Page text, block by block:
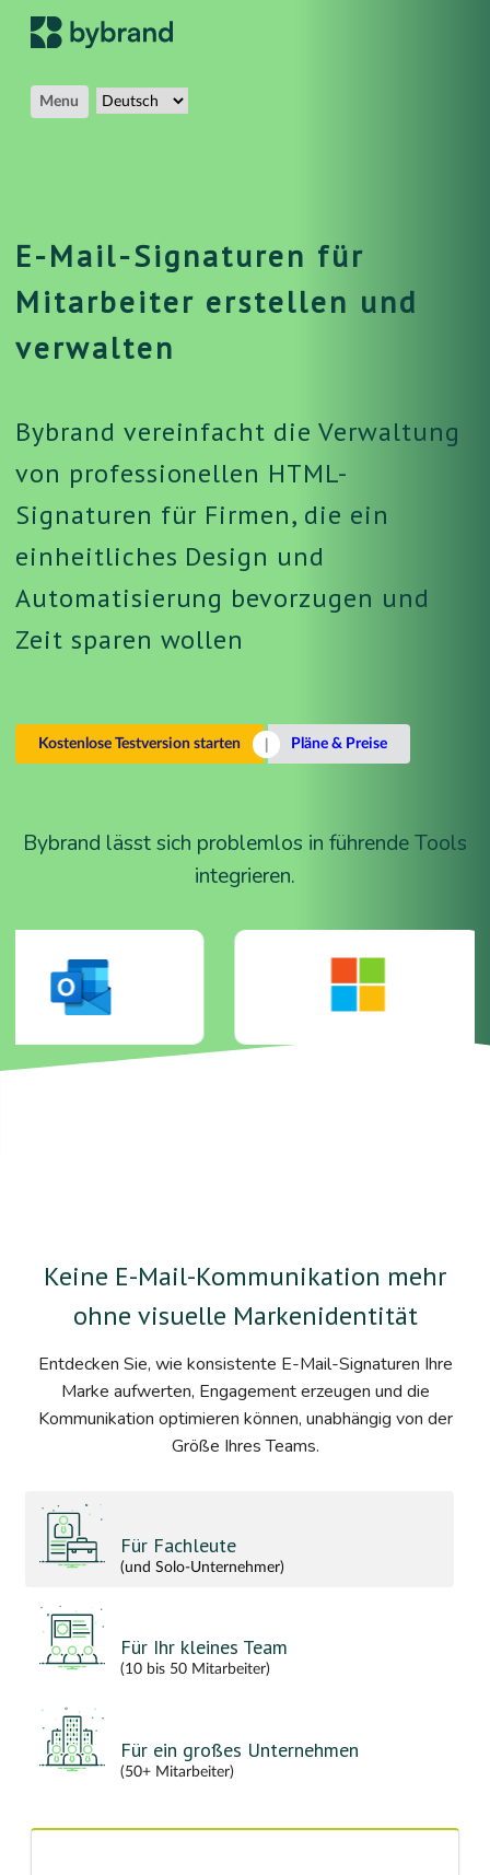
Menu
E-Mail-Signaturen für
Mitarbeiter erstellen und
verwalten
Bybrand vereinfacht die Verwaltung
von professionellen HTML-
Signaturen für Firmen, die ein
einheitliches Design und
Automatisierung bevorzugen und
Zeit sparen wollen
Kostenlose Testversion starten Pläne & Preise
Bybrand lässt sich problemlos in führende Tools
integrieren.
Keine E-Mail-Kommunikation mehr
ohne visuelle Markenidentität
Entdecken Sie, wie konsistente E-Mail-Signaturen Ihre
Marke aufwerten, Engagement erzeugen und die
Kommunikation optimieren können, unabhängig von der
Größe Ihres Teams.
Für Fachleute
(und Solo-Unternehmer)
Für Ihr kleines Team
(10 bis 50 Mitarbeiter)
Für ein großes Unternehmen
(50+ Mitarbeiter)